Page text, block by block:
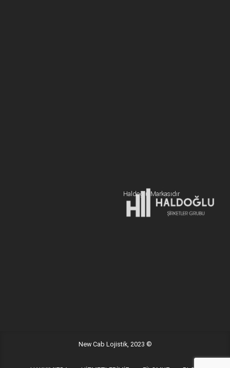
19 Mayıs Mah. Sümer Sk. Zitaş Blokları D:2 NO:7 Kadıköy
Haldoğlu Markasıdır
New Cab Lojistik, 2023 ©